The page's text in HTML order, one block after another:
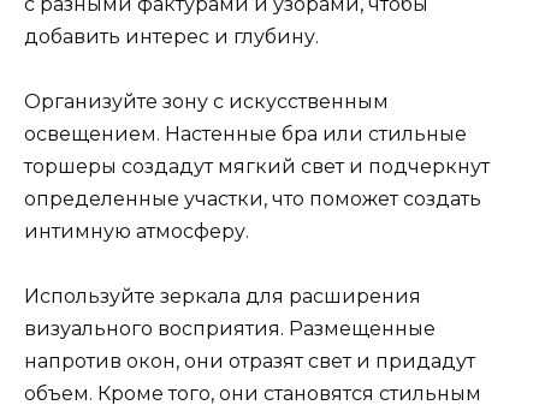
добавить интерес и глубину.
Организуйте зону с искусственным
освещением. Настенные бра или стильные
торшеры создадут мягкий свет и подчеркнут
определенные участки, что поможет создать
интимную атмосферу.
Используйте зеркала для расширения
визуального восприятия. Размещенные
напротив окон, они отразят свет и придадут
объем. Кроме того, они становятся стильным